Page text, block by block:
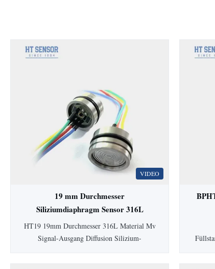
VIDEO
19 mm Durchmesser
Siliziumdiaphragm Sensor 316L
Piezoresistiver Drucksensor
HT19 19mm Durchmesser 316L Material Mv
Signal-Ausgang Diffusion Silizium-